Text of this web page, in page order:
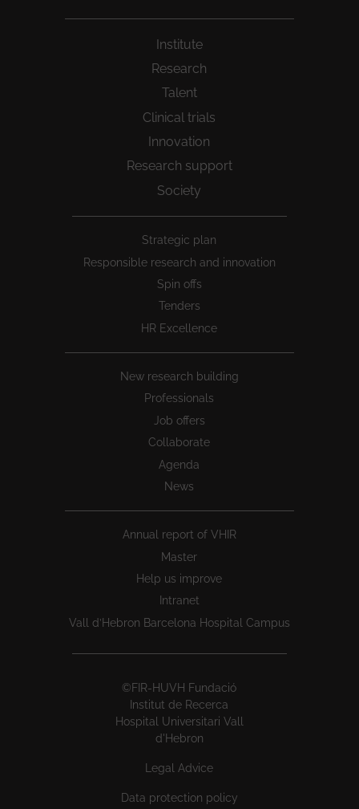
Institute
Research
Talent
Clinical trials
Innovation
Research support
Society
Strategic plan
Responsible research and innovation
Spin offs
Tenders
HR Excellence
New research building
Professionals
Job offers
Collaborate
Agenda
News
Annual report of VHIR
Master
Help us improve
Intranet
Vall d’Hebron Barcelona Hospital Campus
©FIR-HUVH Fundació
Institut de Recerca
Hospital Universitari Vall
d'Hebron
Legal Advice
Data protection policy